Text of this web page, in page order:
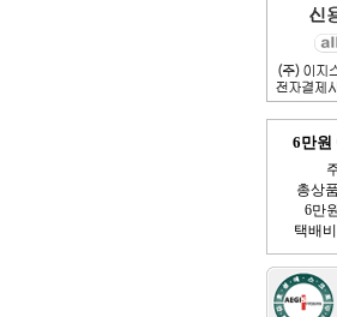
6만원
총상
6만
택배